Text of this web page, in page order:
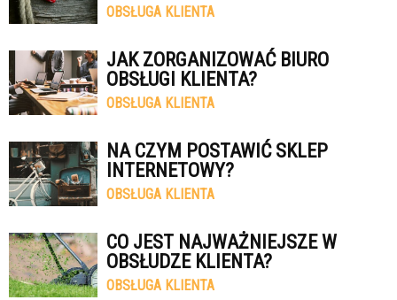
OBSŁUGA KLIENTA
JAK ZORGANIZOWAĆ BIURO
OBSŁUGI KLIENTA?
OBSŁUGA KLIENTA
NA CZYM POSTAWIĆ SKLEP
INTERNETOWY?
OBSŁUGA KLIENTA
CO JEST NAJWAŻNIEJSZE W
OBSŁUDZE KLIENTA?
OBSŁUGA KLIENTA